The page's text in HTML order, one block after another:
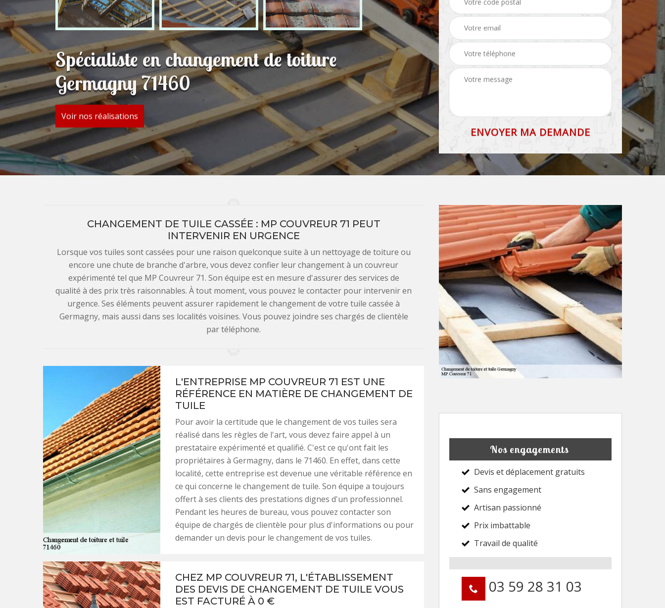
Spécialiste en changement de toiture
Germagny 71460
Voir nos réalisations
CHANGEMENT DE TUILE CASSÉE : MP COUVREUR 71 PEUT
INTERVENIR EN URGENCE
Lorsque vos tuiles sont cassées pour une raison quelconque suite à un nettoyage de toiture ou
encore une chute de branche d'arbre, vous devez confier leur changement à un couvreur
expérimenté tel que MP Couvreur 71. Son équipe est en mesure d'assurer des services de
qualité à des prix très raisonnables. À tout moment, vous pouvez le contacter pour intervenir en
urgence. Ses éléments peuvent assurer rapidement le changement de votre tuile cassée à
Germagny, mais aussi dans ses localités voisines. Vous pouvez joindre ses chargés de clientèle
par téléphone.
L'ENTREPRISE MP COUVREUR 71 EST UNE
RÉFÉRENCE EN MATIÈRE DE CHANGEMENT DE
TUILE
Pour avoir la certitude que le changement de vos tuiles sera
réalisé dans les règles de l'art, vous devez faire appel à un
prestataire expérimenté et qualifié. C'est ce qu'ont fait les
propriétaires à Germagny, dans le 71460. En effet, dans cette
localité, cette entreprise est devenue une véritable référence en
ce qui concerne le changement de tuile. Son équipe a toujours
offert à ses clients des prestations dignes d'un professionnel.
Pendant les heures de bureau, vous pouvez contacter son
équipe de chargés de clientèle pour plus d'informations ou pour
demander un devis pour le changement de vos tuiles.
CHEZ MP COUVREUR 71, L'ÉTABLISSEMENT
DES DEVIS DE CHANGEMENT DE TUILE VOUS
EST FACTURÉ À 0 €
Nos engagements
Devis et déplacement gratuits
Sans engagement
Artisan passionné
Prix imbattable
Travail de qualité
03 59 28 31 03